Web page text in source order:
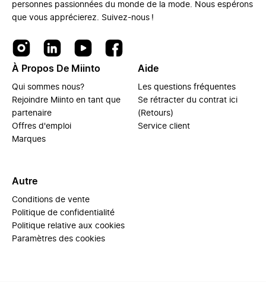
personnes passionnées du monde de la mode. Nous espérons
que vous apprécierez. Suivez-nous !
À Propos De Miinto
Qui sommes nous?
Rejoindre Miinto en tant que
partenaire
Offres d'emploi
Marques
Aide
Les questions fréquentes
Se rétracter du contrat ici
(Retours)
Service client
Autre
Conditions de vente
Politique de confidentialité
Politique relative aux cookies
Paramètres des cookies